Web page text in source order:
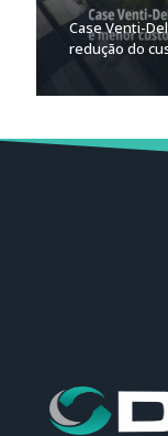
Case Venti-
redução do